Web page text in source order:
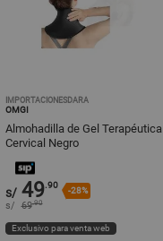
IMPORTACIONESDARA
OMGI
Almohadilla de Gel Terapéutica
Cervical Negro
s/ 49.90
-28%
s/ 69.90
Exclusivo para venta web